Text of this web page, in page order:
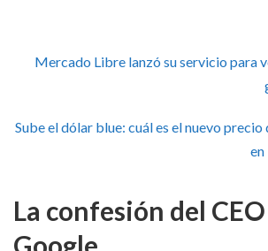
Mercado Libre lanzó su servicio para
Sube el dólar blue: cuál es el nuevo
en
La confesión del